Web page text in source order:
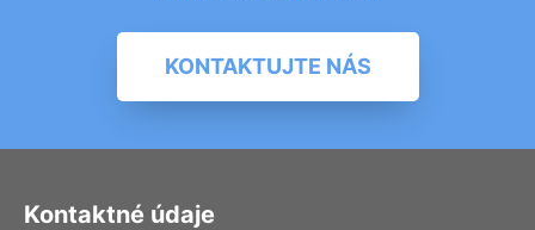
KONTAKTUJTE NÁS
Kontaktné údaje